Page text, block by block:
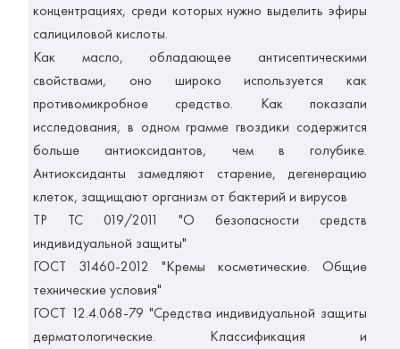
концентрациях, среди которых нужно выделить эфиры
салициловой кислоты.
Как масло, обладающее антисептическими
свойствами, оно широко используется как
противомикробное средство. Как показали
исследования, в одном грамме гвоздики содержится
больше антиоксидантов, чем в голубике.
Антиоксиданты замедляют старение, дегенерацию
клеток, защищают организм от бактерий и вирусов
ТР ТС 019/2011 "О безопасности средств
индивидуальной защиты"
ГОСТ 31460-2012 "Кремы косметические. Общие
технические условия"
ГОСТ 12.4.068-79 "Средства индивидуальной защиты
дерматологические. Классификация и